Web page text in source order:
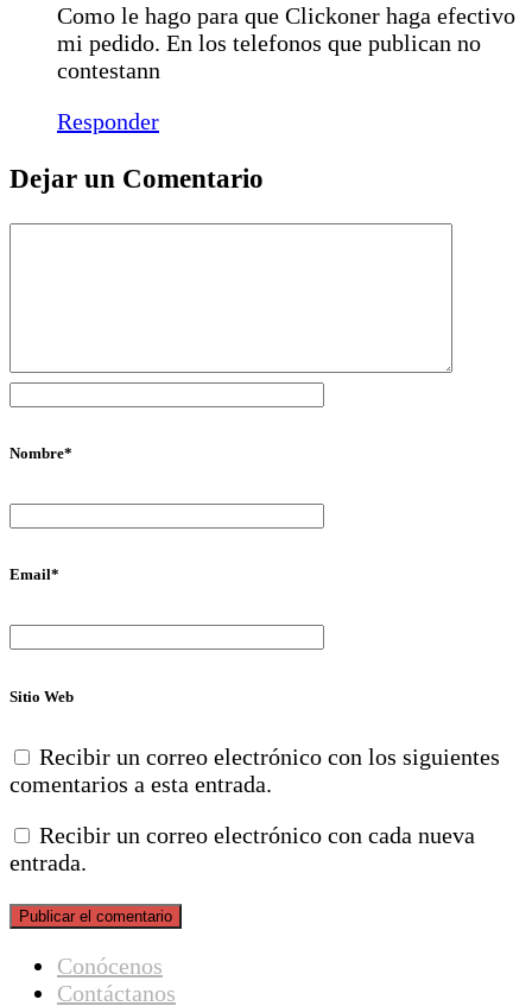
Como le hago para que Clickoner haga efectivo
mi pedido. En los telefonos que publican no
contestann
Responder
Dejar un Comentario
Nombre*
Email*
Sitio Web
Recibir un correo electrónico con los siguientes
comentarios a esta entrada.
Recibir un correo electrónico con cada nueva
entrada.
Conócenos
Contáctanos